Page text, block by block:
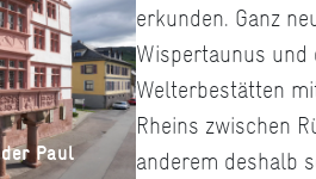
Paul
erkunden. Ganz
Wispertaunus und
Welterbestätten
Rheins zwischen
anderem deshalb